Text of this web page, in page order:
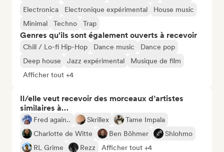
Electronica
Electronique expérimental
House music
Minimal
Techno Trap
Genres qu'ils sont également ouverts à recevoir
Chill / Lo-fi Hip-Hop Dance music
Dance pop
Deep house
Jazz expérimental
Musique de film
Afficher tout +4
Il/elle veut recevoir des morceaux d’artistes
similaires à…
Fred again.. Skrillex
Tame Impala
Charlotte de Witte
Ben Böhmer
Shlohmo
RL Grime
Rezz Afficher tout +4